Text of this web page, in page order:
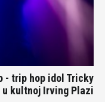
- trip hop idol Tricky
u kultnoj Irving Plazi